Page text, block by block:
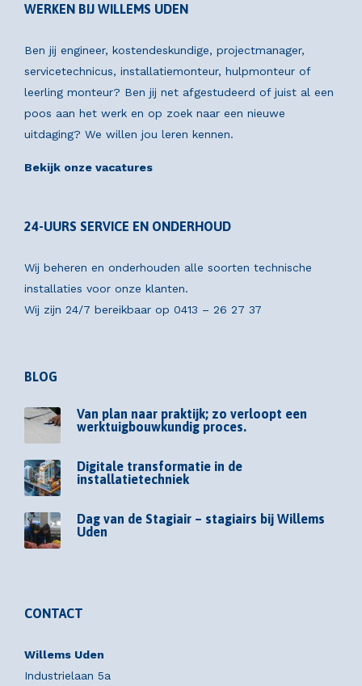
WERKEN BIJ WILLEMS UDEN
Ben jij engineer, kostendeskundige, projectmanager,
servicetechnicus, installatiemonteur, hulpmonteur of
leerling monteur? Ben jij net afgestudeerd of juist al een
poos aan het werk en op zoek naar een nieuwe
uitdaging? We willen jou leren kennen.
Bekijk onze vacatures
24-UURS SERVICE EN ONDERHOUD
Wij beheren en onderhouden alle soorten technische
installaties voor onze klanten.
Wij zijn 24/7 bereikbaar op 0413 – 26 27 37
BLOG
Van plan naar praktijk; zo verloopt een
werktuigbouwkundig proces.
Digitale transformatie in de
installatietechniek
Dag van de Stagiair – stagiairs bij Willems
Uden
CONTACT
Willems Uden
Industrielaan 5a